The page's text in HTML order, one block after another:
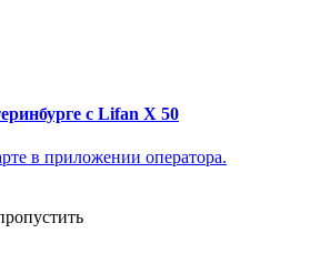
с Lifan X 50
в приложении оператора.